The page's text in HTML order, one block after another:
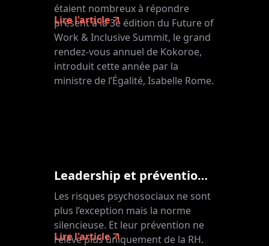
étaient nombreux à répondre
présent à la 3e édition du Future of
Work & Inclusive Summit, le grand
rendez-vous annuel de Kokoroe,
introduit cette année par la
ministre de l’Égalité, Isabelle Rome.
Lire l'article
Leadership et prévention des RPS : une responsabilité clé
Les risques psychosociaux ne sont
plus l’exception mais la norme
silencieuse. Et leur prévention ne
relève plus uniquement de la RH.
Lire l'article